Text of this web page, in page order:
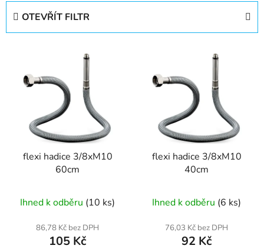
OTEVŘÍT FILTR
flexi hadice 3/8xM10
60cm
Ihned k odběru (10 ks)
86,78 Kč bez DPH
105 Kč
flexi hadice 3/8xM10
40cm
Ihned k odběru (6 ks)
76,03 Kč bez DPH
92 Kč